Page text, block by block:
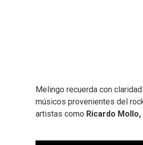
Melingo recuerda con
músicos provenientes del
artistas como Ricardo